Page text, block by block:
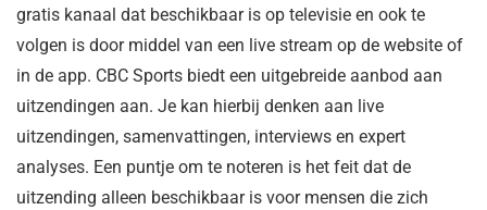
gratis kanaal dat beschikbaar is op televisie en ook te
volgen is door middel van een live stream op de website of
in de app. CBC Sports biedt een uitgebreide aanbod aan
uitzendingen aan. Je kan hierbij denken aan live
uitzendingen, samenvattingen, interviews en expert
analyses. Een puntje om te noteren is het feit dat de
uitzending alleen beschikbaar is voor mensen die zich